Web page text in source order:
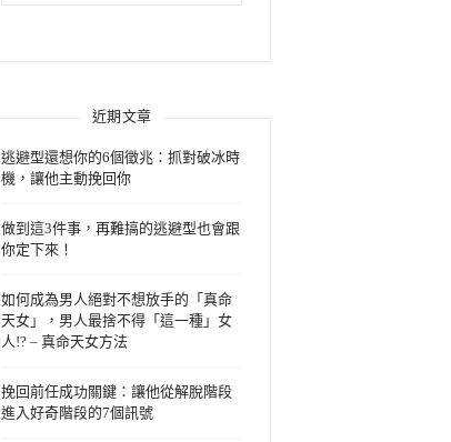
鍵
近期文章
逃避型還想你的6個徵兆：抓對破冰時
機，讓他主動挽回你
做到這3件事，再難搞的逃避型也會跟
你定下來！
如何成為男人絕對不想放手的「真命
天女」，男人最捨不得「這一種」女
人!? – 真命天女方法
挽回前任成功關鍵：讓他從解脫階段
進入好奇階段的7個訊號